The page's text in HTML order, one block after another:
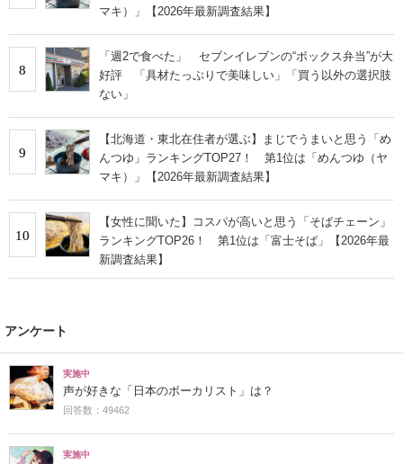
マキ）」【2026年最新調査結果】
8
「週2で食べた」 セブンイレブンの“ボックス弁当”が大
好評 「具材たっぷりで美味しい」「買う以外の選択肢
ない」
9
【北海道・東北在住者が選ぶ】まじでうまいと思う「め
んつゆ」ランキングTOP27！ 第1位は「めんつゆ（ヤ
マキ）」【2026年最新調査結果】
10
【女性に聞いた】コスパが高いと思う「そばチェーン」
ランキングTOP26！ 第1位は「富士そば」【2026年最
新調査結果】
アンケート
実施中
声が好きな「日本のボーカリスト」は？
回答数：49462
実施中